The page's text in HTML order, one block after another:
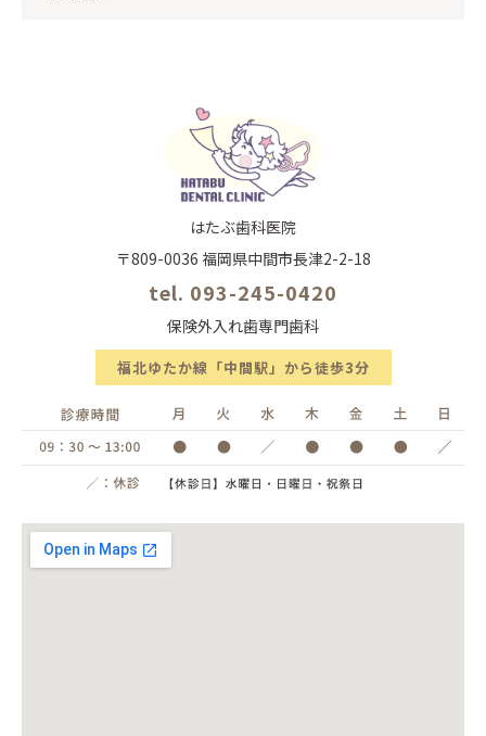
はたぶ歯科医院
〒809-0036 福岡県中間市長津2-2-18
tel. 093-245-0420
保険外入れ歯専門歯科
福北ゆたか線「中間駅」から徒歩3分